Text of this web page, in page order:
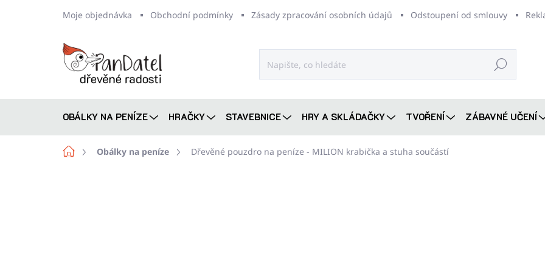
Moje objednávka Obchodní podmínky Zásady zpracování osobních údajů Odstoupení od smlouvy
Hledat
OBÁLKY NA PENÍZE HRAČKY STAVEBNICE HRY A SKLÁDAČKY TVOŘENÍ ZÁBAVNÉ UČENÍ
DomůObálky na peníze Dřevěné pouzdro na peníze - MILION krabička a stuha součástí